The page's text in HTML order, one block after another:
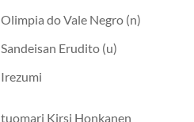
Olimpia do Vale Negro (n)
Sandeisan Erudito (u)
Irezumi
tuomari Kirsi Honkanen